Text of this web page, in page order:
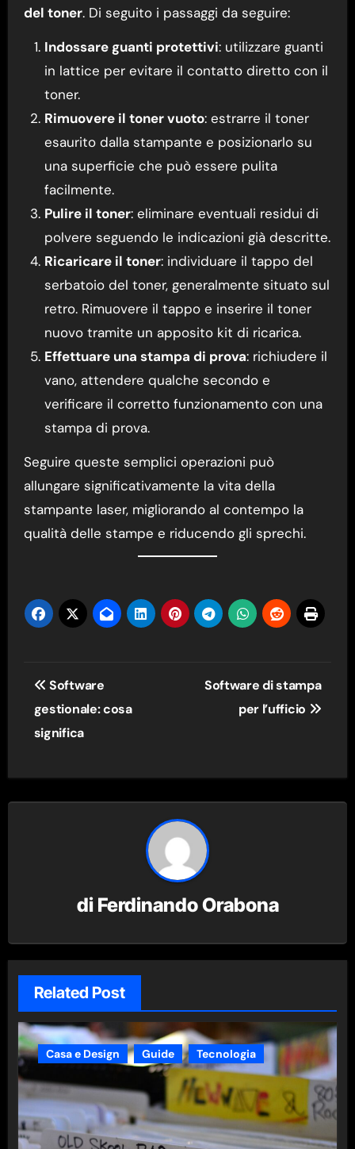
del toner. Di seguito i passaggi da seguire:
Indossare guanti protettivi: utilizzare guanti
in lattice per evitare il contatto diretto con il
toner.
Rimuovere il toner vuoto: estrarre il toner
esaurito dalla stampante e posizionarlo su
una superficie che può essere pulita
facilmente.
Pulire il toner: eliminare eventuali residui di
polvere seguendo le indicazioni già descritte.
Ricaricare il toner: individuare il tappo del
serbatoio del toner, generalmente situato sul
retro. Rimuovere il tappo e inserire il toner
nuovo tramite un apposito kit di ricarica.
Effettuare una stampa di prova: richiudere il
vano, attendere qualche secondo e
verificare il corretto funzionamento con una
stampa di prova.
Seguire queste semplici operazioni può
allungare significativamente la vita della
stampante laser, migliorando al contempo la
qualità delle stampe e riducendo gli sprechi.
Navigazione
articoli
Software
gestionale: cosa
significa
Software di stampa
per l’ufficio
di Ferdinando Orabona
Related Post
Casa e Design Guide Tecnologia